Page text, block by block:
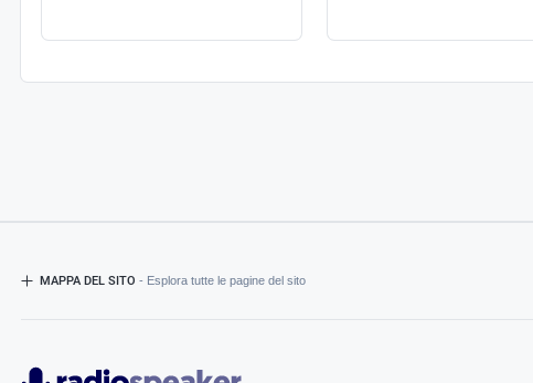
MAPPA DEL SITO - Esplora tutte le pagine del sito